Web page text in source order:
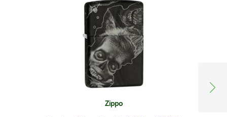
Zippo